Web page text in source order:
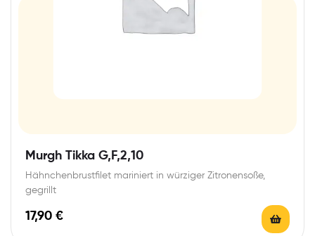
Murgh Tikka G,F,2,10
Hähnchenbrustfilet mariniert in würziger Zitronensoße,
gegrillt
17,90 €